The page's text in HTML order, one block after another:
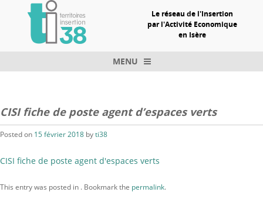
Le réseau de l'Insertion
par l'Activité Economique
en Isère
MENU
CISI fiche de poste agent d’espaces verts
Posted on 15 février 2018 byti38
CISI fiche de poste agent d'espaces verts
This entry was posted in . Bookmark the permalink.